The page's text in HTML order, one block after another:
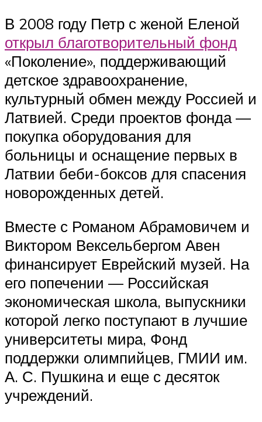
В 2008 году Петр с женой Еленой
открыл благотворительный фонд
«Поколение», поддерживающий
детское здравоохранение,
культурный обмен между Россией и
Латвией. Среди проектов фонда —
покупка оборудования для
больницы и оснащение первых в
Латвии беби-боксов для спасения
новорожденных детей.
Вместе с Романом Абрамовичем и
Виктором Вексельбергом Авен
финансирует Еврейский музей. На
его попечении — Российская
экономическая школа, выпускники
которой легко поступают в лучшие
университеты мира, Фонд
поддержки олимпийцев, ГМИИ им.
А. С. Пушкина и еще с десяток
учреждений.